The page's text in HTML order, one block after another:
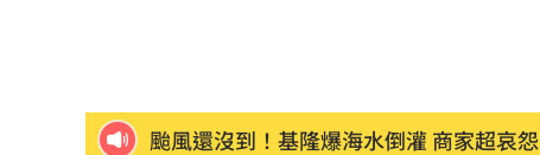
颱風還沒到！基隆爆海水倒灌 商家超哀怨